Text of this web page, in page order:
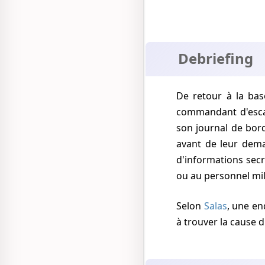
Debriefing
De retour à la
commandant
son journal de
avant de leur
d'informations
ou au personnel
Selon Salas, une
à trouver la cause